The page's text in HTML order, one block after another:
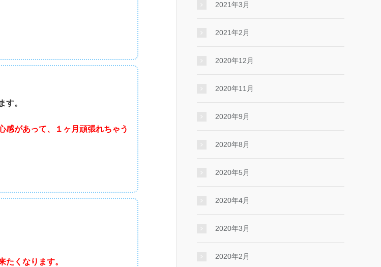
す。
感があって、１ヶ月頑張れちゃう
たくなります。
2021年3月
2021年2月
2020年12月
2020年11月
2020年9月
2020年8月
2020年5月
2020年4月
2020年3月
2020年2月